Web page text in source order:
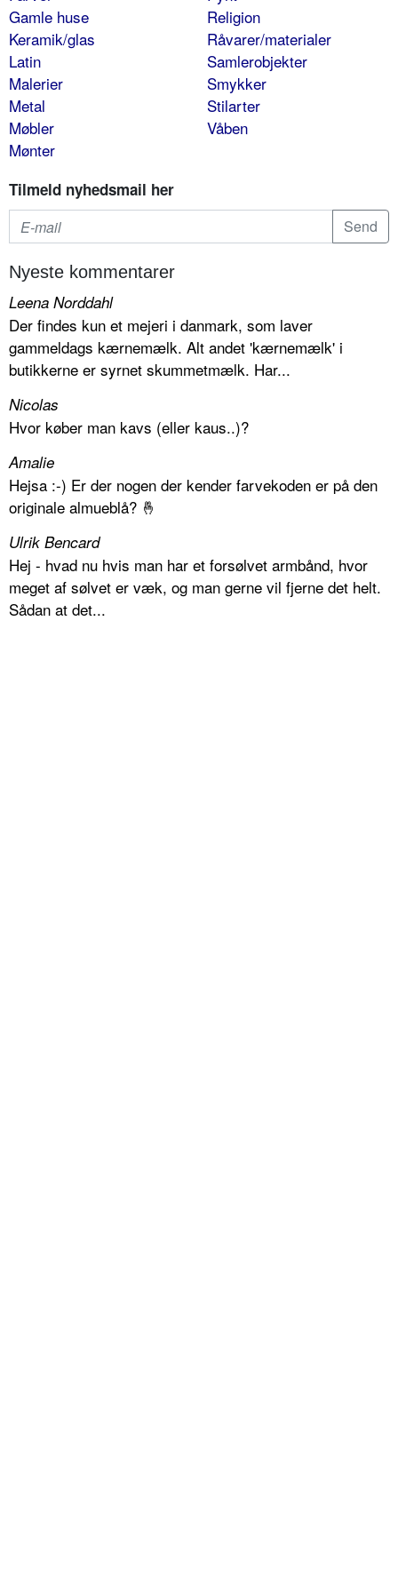
Gamle huse
Keramik/glas
Latin
Malerier
Metal
Møbler
Mønter
Religion
Råvarer/materialer
Samlerobjekter
Smykker
Stilarter
Våben
Tilmeld nyhedsmail her
Nyeste kommentarer
Leena Norddahl
Der findes kun et mejeri i danmark, som laver
gammeldags kærnemælk. Alt andet 'kærnemælk' i
butikkerne er syrnet skummetmælk. Har...
Nicolas
Hvor køber man kavs (eller kaus..)?
Amalie
Hejsa :-) Er der nogen der kender farvekoden er på den
originale almueblå? 🤞
Ulrik Bencard
Hej - hvad nu hvis man har et forsølvet armbånd, hvor
meget af sølvet er væk, og man gerne vil fjerne det helt.
Sådan at det...